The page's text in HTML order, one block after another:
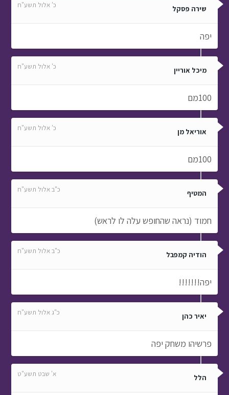
שירה פסקל כ' אלול תשע"ח
יפה
מיכל אוריין כ' אלול תשע"ח
100מם
אוריאל מן כ' אלול תשע"ח
100מם
המטיף כ"ב אלול תשע"ח
חמוד (נראה שהחופש עלה לו לראש)
הודיה קמפבל כ"ב אלול תשע"ח
יפה!!!!!!!
יאיר כהן כ"ג אלול תשע"ח
פרשיהו משחק יפה
הלל א' שבט תשע"ט